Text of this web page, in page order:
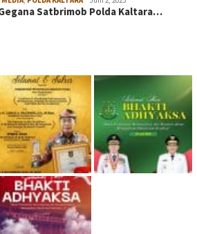
Satbrimob Polda Kaltara…